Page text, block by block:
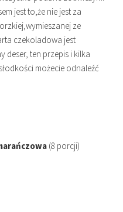
jest to,że nie jest za
ze
czekoladowa jest
deser, ten przepis i kilka
możecie odnaleźć
(8 porcji)